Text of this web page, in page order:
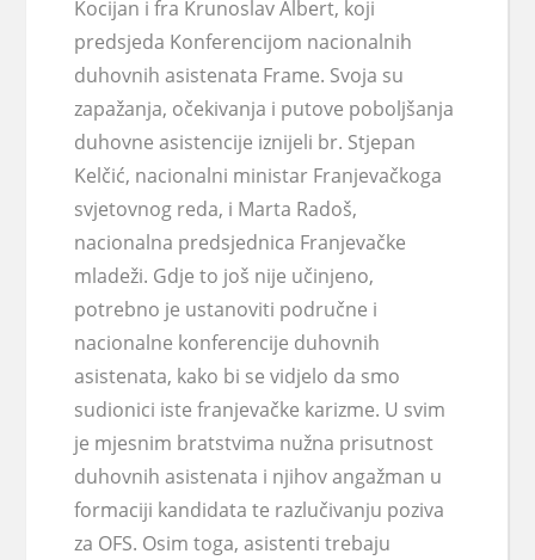
Kocijan i fra Krunoslav Albert, koji
predsjeda Konferencijom nacionalnih
duhovnih asistenata Frame. Svoja su
zapažanja, očekivanja i putove poboljšanja
duhovne asistencije iznijeli br. Stjepan
Kelčić, nacionalni ministar Franjevačkoga
svjetovnog reda, i Marta Radoš,
nacionalna predsjednica Franjevačke
mladeži. Gdje to još nije učinjeno,
potrebno je ustanoviti područne i
nacionalne konferencije duhovnih
asistenata, kako bi se vidjelo da smo
sudionici iste franjevačke karizme. U svim
je mjesnim bratstvima nužna prisutnost
duhovnih asistenata i njihov angažman u
formaciji kandidata te razlučivanju poziva
za OFS. Osim toga, asistenti trebaju